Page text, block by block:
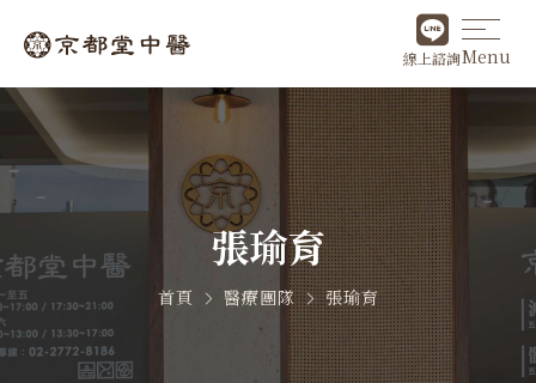
線上諮詢Menu
張瑜育
首頁 醫療團隊 張瑜育